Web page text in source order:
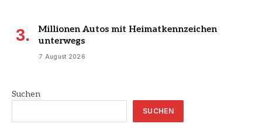
Millionen Autos mit Heimatkennzeichen
unterwegs
7 August 2026
Suchen
SUCHEN